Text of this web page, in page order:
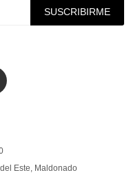
Este, Maldonado
SUSCRIBIRME